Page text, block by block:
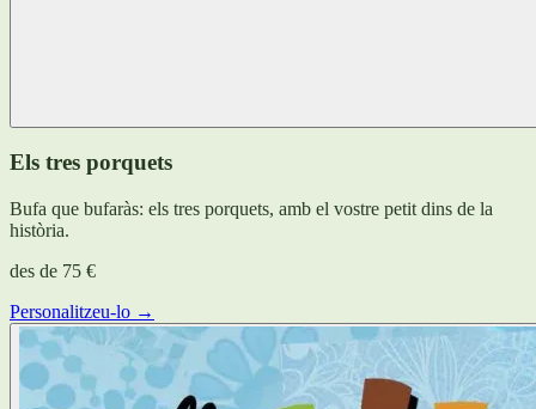
Els tres porquets
Bufa que bufaràs: els tres porquets, amb el vostre petit dins de la
història.
des de 75 €
Personalitzeu-lo →